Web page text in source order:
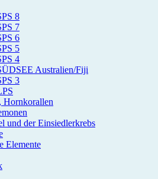
8
7
6
5
4
Australien/Fiji
3
Hornkorallen
und der Einsiedlerkrebs
Elemente